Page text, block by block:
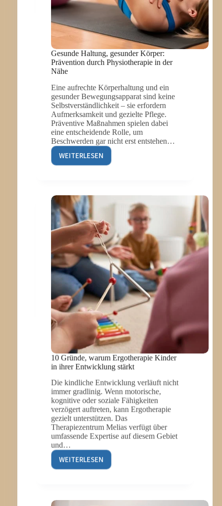
Gesunde Haltung, gesunder Körper:
Prävention durch Physiotherapie in der
Nähe
Eine aufrechte Körperhaltung und ein
gesunder Bewegungsapparat sind keine
Selbstverständlichkeit – sie erfordern
Aufmerksamkeit und gezielte Pflege.
Präventive Maßnahmen spielen dabei
eine entscheidende Rolle, um
Beschwerden gar nicht erst entstehen…
WEITERLESEN
GESUNDE
PRÄVENTION
DURCH
PHYSIOTHERAPIE
IN
DER
NÄHE
10 Gründe, warum Ergotherapie Kinder
in ihrer Entwicklung stärkt
Die kindliche Entwicklung verläuft nicht
immer gradlinig. Wenn motorische,
kognitive oder soziale Fähigkeiten
verzögert auftreten, kann Ergotherapie
gezielt unterstützen. Das
Therapiezentrum Melias verfügt über
umfassende Expertise auf diesem Gebiet
und…
WEITERLESEN
10